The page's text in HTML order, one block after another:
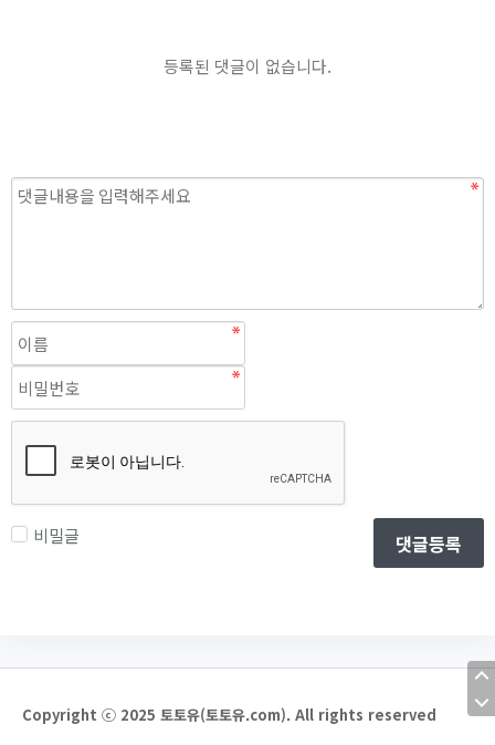
등록된 댓글이 없습니다.
비밀글 댓글등록
Copyright ⓒ 2025 토토유(토토유.com). All rights reserved